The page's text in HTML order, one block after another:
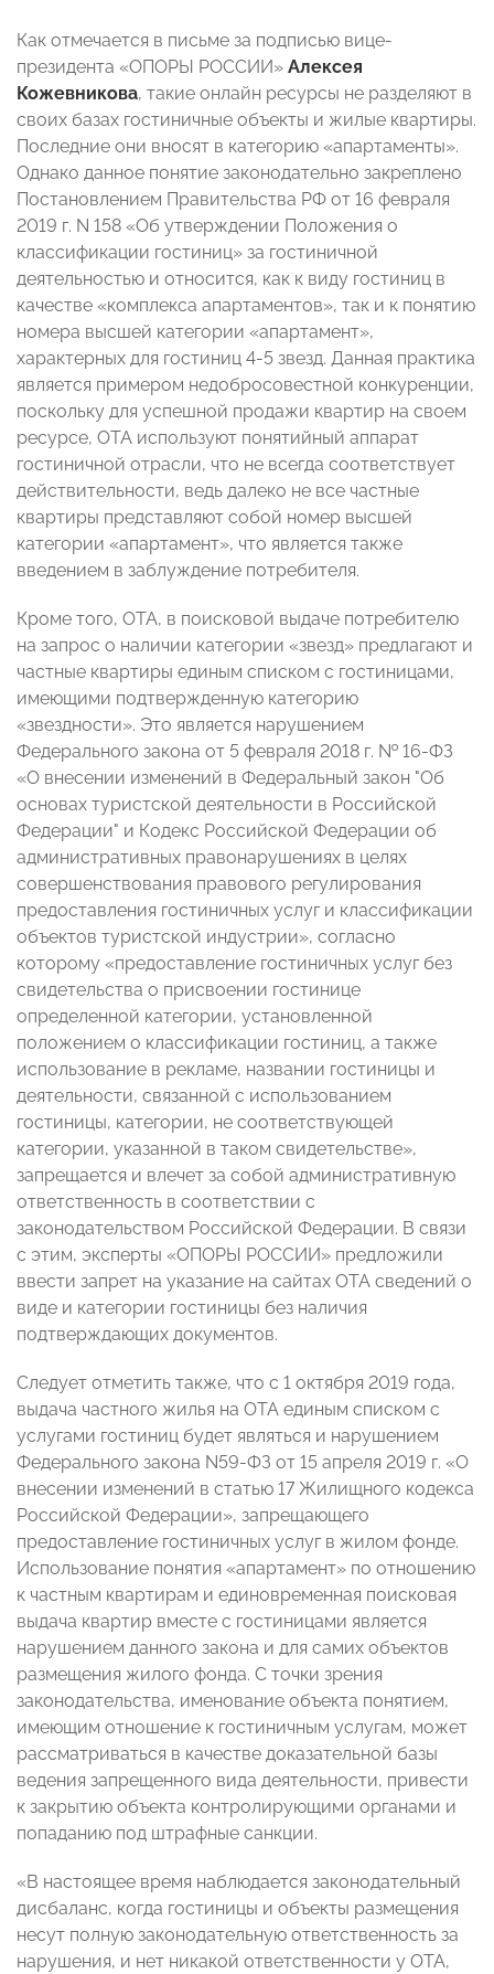
Как отмечается в письме за подписью вице-
президента «ОПОРЫ РОССИИ» Алексея
Кожевникова, такие онлайн ресурсы не разделяют в
своих базах гостиничные объекты и жилые квартиры.
Последние они вносят в категорию «апартаменты».
Однако данное понятие законодательно закреплено
Постановлением Правительства РФ от 16 февраля
2019 г. N 158 «Об утверждении Положения о
классификации гостиниц» за гостиничной
деятельностью и относится, как к виду гостиниц в
качестве «комплекса апартаментов», так и к понятию
номера высшей категории «апартамент»,
характерных для гостиниц 4-5 звезд. Данная практика
является примером недобросовестной конкуренции,
поскольку для успешной продажи квартир на своем
ресурсе, ОТА используют понятийный аппарат
гостиничной отрасли, что не всегда соответствует
действительности, ведь далеко не все частные
квартиры представляют собой номер высшей
категории «апартамент», что является также
введением в заблуждение потребителя.
Кроме того, ОТА, в поисковой выдаче потребителю
на запрос о наличии категории «звезд» предлагают и
частные квартиры единым списком с гостиницами,
имеющими подтвержденную категорию
«звездности». Это является нарушением
Федерального закона от 5 февраля 2018 г. № 16-ФЗ
«О внесении изменений в Федеральный закон "Об
основах туристской деятельности в Российской
Федерации" и Кодекс Российской Федерации об
административных правонарушениях в целях
совершенствования правового регулирования
предоставления гостиничных услуг и классификации
объектов туристской индустрии», согласно
которому «предоставление гостиничных услуг без
свидетельства о присвоении гостинице
определенной категории, установленной
положением о классификации гостиниц, а также
использование в рекламе, названии гостиницы и
деятельности, связанной с использованием
гостиницы, категории, не соответствующей
категории, указанной в таком свидетельстве»,
запрещается и влечет за собой административную
ответственность в соответствии с
законодательством Российской Федерации. В связи
с этим, эксперты «ОПОРЫ РОССИИ» предложили
ввести запрет на указание на сайтах ОТА сведений о
виде и категории гостиницы без наличия
подтверждающих документов.
Следует отметить также, что с 1 октября 2019 года,
выдача частного жилья на ОТА единым списком с
услугами гостиниц будет являться и нарушением
Федерального закона N59-ФЗ от 15 апреля 2019 г. «О
внесении изменений в статью 17 Жилищного кодекса
Российской Федерации», запрещающего
предоставление гостиничных услуг в жилом фонде.
Использование понятия «апартамент» по отношению
к частным квартирам и единовременная поисковая
выдача квартир вместе с гостиницами является
нарушением данного закона и для самих объектов
размещения жилого фонда. С точки зрения
законодательства, именование объекта понятием,
имеющим отношение к гостиничным услугам, может
рассматриваться в качестве доказательной базы
ведения запрещенного вида деятельности, привести
к закрытию объекта контролирующими органами и
попаданию под штрафные санкции.
«В настоящее время наблюдается законодательный
дисбаланс, когда гостиницы и объекты размещения
несут полную законодательную ответственность за
нарушения, и нет никакой ответственности у ОТА,